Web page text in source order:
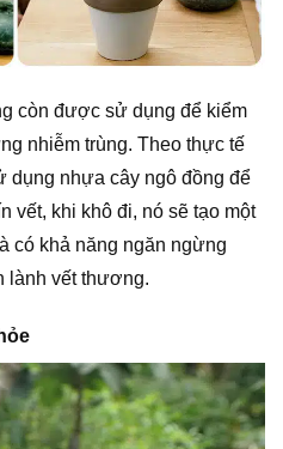
còn được sử dụng để kiểm
nhiễm trùng. Theo thực tế
dụng nhựa cây ngô đồng để
vết, khi khô đi, nó sẽ tạo một
có khả năng ngăn ngừng
lành vết thương.